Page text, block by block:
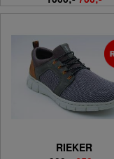
RIEKER